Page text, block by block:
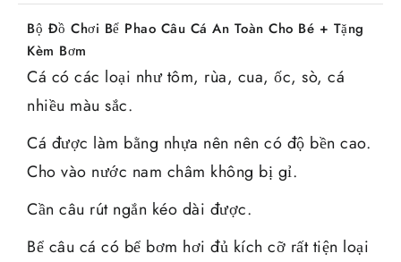
Bộ Đồ Chơi Bể Phao Câu Cá An Toàn Cho Bé + Tặng
Kèm Bơm
Cá có các loại như tôm, rùa, cua, ốc, sò, cá
nhiều màu sắc.
Cá được làm bằng nhựa nên nên có độ bền cao.
Cho vào nước nam châm không bị gỉ.
Cần câu rút ngắn kéo dài được.
Bể câu cá có bể bơm hơi đủ kích cỡ rất tiện loại